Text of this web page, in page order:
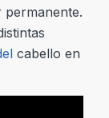
permanente.
cabello en